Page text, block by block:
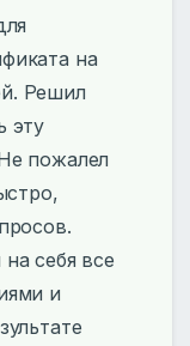
на
Решил
эту
пожалел
себя все
и